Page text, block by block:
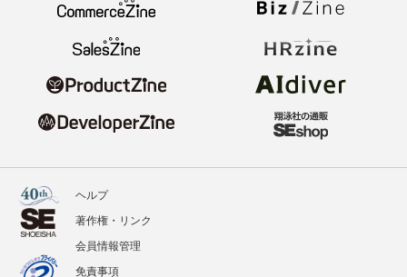
ヘルプ
著作権・リンク
会員情報管理
免責事項